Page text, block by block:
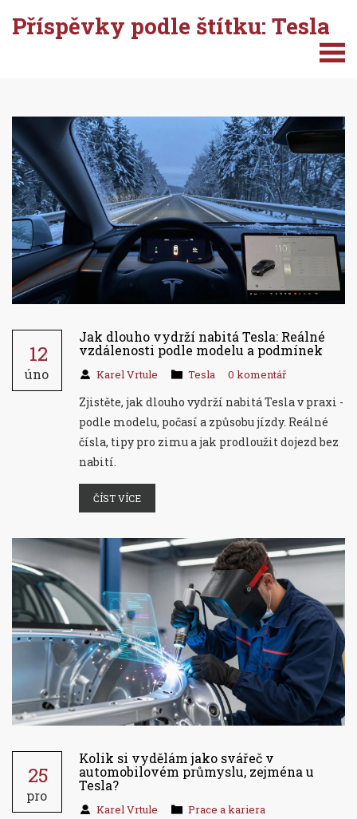
Příspěvky podle štítku: Tesla
12
úno
Jak dlouho vydrží nabitá Tesla: Reálné
vzdálenosti podle modelu a podmínek
Karel Vrtule Tesla 0 komentář
Zjistěte, jak dlouho vydrží nabitá Tesla v praxi -
podle modelu, počasí a způsobu jízdy. Reálné
čísla, tipy pro zimu a jak prodloužit dojezd bez
nabití.
ČÍST VÍCE
25
pro
Kolik si vydělám jako svářeč v
automobilovém průmyslu, zejména u
Tesla?
Karel Vrtule
Prace a kariera